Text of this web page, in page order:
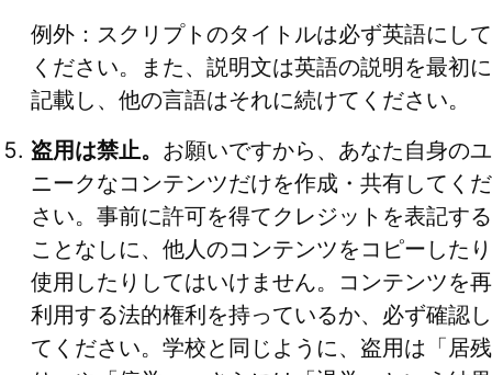
例外：スクリプトのタイトルは必ず英語にして
ください。また、説明文は英語の説明を最初に
記載し、他の言語はそれに続けてください。
盗用は禁止。 お願いですから、あなた自身のユ
ニークなコンテンツだけを作成・共有してくだ
さい。事前に許可を得てクレジットを表記する
ことなしに、他人のコンテンツをコピーしたり
使用したりしてはいけません。コンテンツを再
利用する法的権利を持っているか、必ず確認し
てください。学校と同じように、盗用は「居残